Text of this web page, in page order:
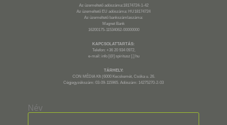
Az üzemeltető adószáma:18174724-1-42
Az üzemeltető EU adószáma: HU18174724
Az üzemeltető bankszámlaszáma:
Magnet Bank
16200175-11534062-00000000
KAPCSOLATTARTÁS:
Telefon: +36 20 934 0972,
e-mail: info [@] spiritusz [.] hu
TÁRHELY:
CON MÉDIA Kft (6000 Kecskemét, Csóka u. 26.
Cégjegyzékszám: 03-09-115965. Adószám: 14275270-2-03
Név